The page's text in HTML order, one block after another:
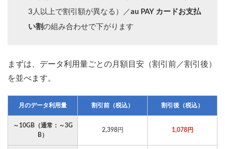
3人以上で割引額が異なる）／au PAY カードお支払
い割の組み合わせで下がります
まずは、データ利用量ごとの月額目安（割引前／割引後）
を並べます。
月のデータ利用量 割引前（税込） 割引後（税込）
～10GB（通常：～3G
B）
2,398円 1,078円